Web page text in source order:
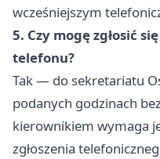
wcześniejszym
5. Czy mogę zgłosić
telefonu?
Tak — do sekretariatu
podanych godzinach
kierownikiem wymaga
zgłoszenia